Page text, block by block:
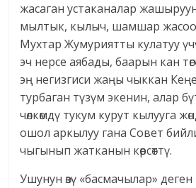
жасаган устаканалар жашыруун
мылтык, кылыч, шамшар
Мухтар Жумуриятты кулатуу
эч нерсе аябады, баарын кан
эң негизгиси жаңы чыккан
турбаган түзүм экенин, алар
чөлкөмдү тукум курут кылууга
ошол аркылуу гана Совет
чыгынып жатканын көрсөттү.
Ушунун өзү «басмачылар»